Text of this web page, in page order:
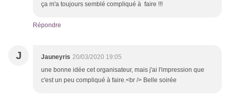
ça m'a toujours semblé compliqué à faire !!!
Répondre
J Jauneyris 20/03/2020 19:05
une bonne idée cet organisateur, mais j'ai l'impression que
c'est un peu compliqué à faire.<br /> Belle soirée